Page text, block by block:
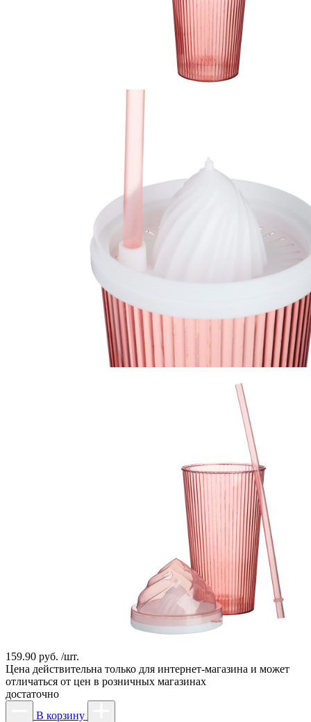
159.90 руб. /шт.
Цена действительна только для интернет-магазина и может
отличаться от цен в розничных магазинах
достаточно
В корзину